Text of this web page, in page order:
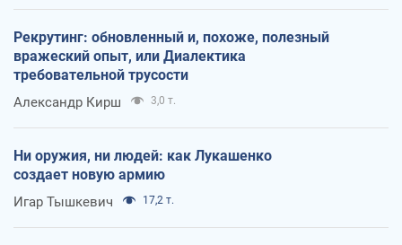
Рекрутинг: обновленный и, похоже, полезный
вражеский опыт, или Диалектика
требовательной трусости
Александр Кирш 3,0 т.
Ни оружия, ни людей: как Лукашенко
создает новую армию
Игар Тышкевич 17,2 т.